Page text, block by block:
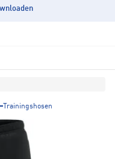
Trainingshosen